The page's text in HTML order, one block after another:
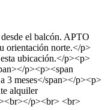
el balcón. APTO
orientación norte.</p>
ubicación.</p><p>
p><p><span
3 meses</span></p><p>
alquiler
p><br> <br>